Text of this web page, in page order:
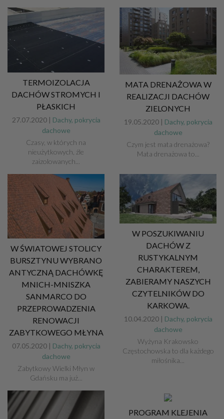
TERMOIZOLACJA
DACHÓW STROMYCH I
PŁASKICH
27.07.2020 | Dachy, pokrycia
dachowe
Czasy, w których na
nieużytkowych, źle
zaizolowanych...
MATA DRENAŻOWA W
REALIZACJI DACHÓW
ZIELONYCH
19.05.2020 | Dachy, pokrycia
dachowe
Czym jest mata drenażowa?
Mata drenażowa to...
W ŚWIATOWEJ STOLICY
BURSZTYNU WYBRANO
ANTYCZNĄ DACHÓWKĘ
MNICH-MNISZKA
SANMARCO DO
PRZEPROWADZENIA
RENOWACJI
ZABYTKOWEGO MŁYNA
07.05.2020 | Dachy, pokrycia
dachowe
Zabytkowy Wielki Młyn w
Gdańsku ma już...
W POSZUKIWANIU
DACHÓW Z
RUSTYKALNYM
CHARAKTEREM,
ZABIERAMY NASZYCH
CZYTELNIKÓW DO
KARKOWA.
10.04.2020 | Dachy, pokrycia
dachowe
Wyżyna Krakowsko
Częstochowska to dla każdego
miłośnika...
PROGRAM KLEJENIA